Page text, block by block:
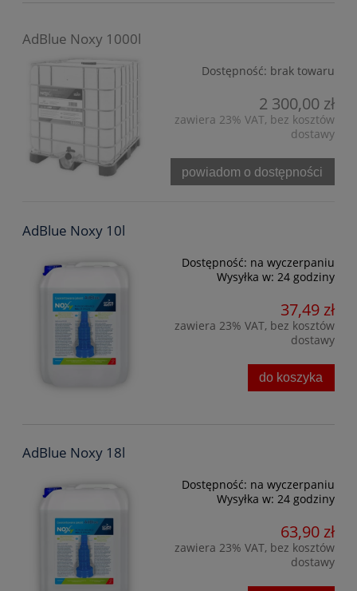
AdBlue Noxy 1000l
Dostępność: brak towaru
2 300,00 zł
zawiera 23% VAT, bez kosztów
dostawy
powiadom o dostępności
AdBlue Noxy 10l
Dostępność: na wyczerpaniu
Wysyłka w: 24 godziny
37,49 zł
zawiera 23% VAT, bez kosztów
dostawy
do koszyka
AdBlue Noxy 18l
Dostępność: na wyczerpaniu
Wysyłka w: 24 godziny
63,90 zł
zawiera 23% VAT, bez kosztów
dostawy